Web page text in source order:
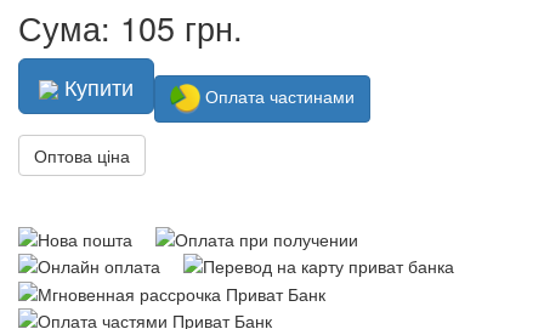
Сума: 105 грн.
Купити Оплата частинами
Оптова ціна